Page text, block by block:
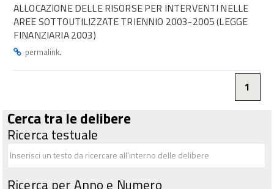
ALLOCAZIONE DELLE RISORSE PER INTERVENTI NELLE
AREE SOTTOUTILIZZATE TRIENNIO 2003-2005 (LEGGE
FINANZIARIA 2003)
permalink.
1
Cerca tra le delibere
Ricerca testuale
Ricerca per Anno e Numero